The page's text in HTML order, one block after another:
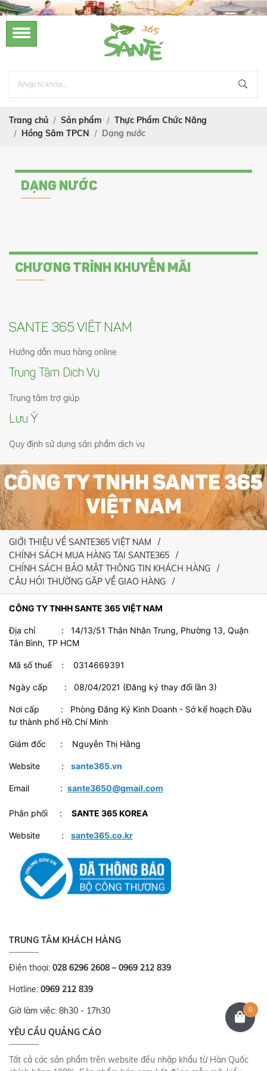
Trang chủ Sản phẩm
Thực Phẩm Chức Năng
Hồng Sâm TPCN
Dạng nước
DẠNG NƯỚC
CHƯƠNG TRÌNH KHUYẾN MÃI
SANTE 365 VIỆT NAM
Hướng dẫn mua hàng online
Trung Tâm Dịch Vụ
Trung tâm trợ giúp
Lưu Ý
Quy định sử dụng sản phẩm dịch vụ
CÔNG TY TNHH SANTE 365
VIỆT NAM
GIỚI THIỆU VỀ SANTE365 VIỆT NAM
CHÍNH SÁCH MUA HÀNG TẠI SANTE365
CHÍNH SÁCH BẢO MẬT THÔNG TIN KHÁCH HÀNG
CÂU HỎI THƯỜNG GẶP VỀ GIAO HÀNG
CÔNG TY TNHH SANTE 365 VIỆT NAM
Địa chỉ : 14/13/51 Thân Nhân Trung, Phường 13, Quận
Tân Bình, TP HCM
Mã số thuế : 0314669391
Ngày cấp : 08/04/2021 (Đăng ký thay đổi lần 3)
Nơi cấp : Phòng Đăng Ký Kinh Doanh - Sở kế hoạch Đầu
tư thành phố Hồ Chí Minh
Giám đốc : Nguyễn Thị Hằng
Website : sante365.vn
Email : sante3650@gmail.com
Phân phối : SANTE 365 KOREA
Website : sante365.co.kr
TRUNG TÂM KHÁCH HÀNG
Điện thoại: 028 6296 2608 – 0969 212 839
Hotline: 0969 212 839
Giờ làm việc: 8h30 - 17h30
YÊU CẦU QUẢNG CÁO
Tất cả các sản phẩm trên website đều nhập khẩu từ Hàn Quốc
0